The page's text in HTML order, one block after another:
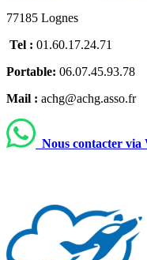
77185 Lognes
Tel : 01.60.17.24.71
Portable: 06.07.45.93.78
Mail : achg@achg.asso.fr
Nous contacter via